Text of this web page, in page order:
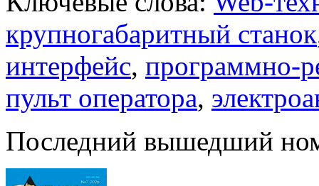
крупногабаритный станок
интерфейс, программно-
пульт оператора,
Последний вышедший